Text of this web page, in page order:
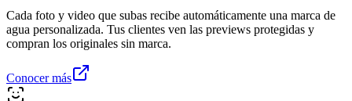
Cada foto y video que subas recibe automáticamente una marca de
agua personalizada. Tus clientes ven las previews protegidas y
compran los originales sin marca.
Conocer más